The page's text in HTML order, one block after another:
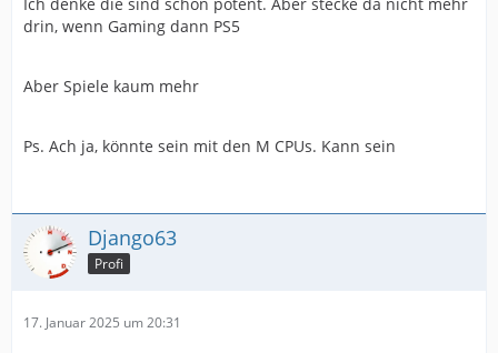
drin, wenn Gaming dann PS5
Aber Spiele kaum mehr
Ps. Ach ja, könnte sein mit den M CPUs. Kann sein
Django63
Profi
17. Januar 2025 um 20:31